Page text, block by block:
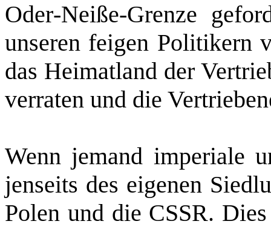
Oder‑Neiße‑Grenze
unseren feigen Politikern
das Heimatland der
verraten und die
Wenn jemand imperiale
jenseits des eigenen
Polen und die CSSR.